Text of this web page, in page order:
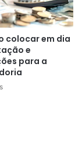
colocar em dia
e
para a